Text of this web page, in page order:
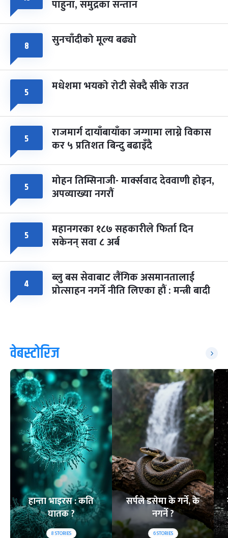
चैत्र ८, २०८३-Mar 22, 2027
पाहुना, समुद्रका सन्तान
८ सुनचाँदीको मूल्य बढ्यो
५ मधेशमा भयको रोटी सेक्दै सीके राउत
५ राजमार्ग दायाँबायाँका जग्गामा लाग्ने विकास
कर ५ प्रतिशत बिन्दु बढाइँदै
५ मोहन तिम्सिनाजी- मार्क्सवाद देववाणी होइन,
अपव्याख्या नगरौं
५ महानगरका १८७ सहकारीले फिर्ता दिन
सकेनन् सवा ८ अर्ब
४ ब्लु बस सेवाबाट लैंगिक असमानतालाई
प्रोत्साहन नगर्ने नीति लिएका हौं : मन्त्री बादी
वेबस्टोरिज
हान्ता भाइरस : कति
घातक ?
8STORIES
सर्पले डसेमा के गर्ने, के
नगर्ने ?
6STORIES